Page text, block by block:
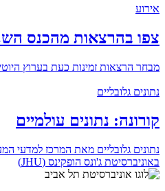
אירוע
צפו בהרצאות מהכנס השנתי
מבחר הרצאות זמינות כעת בערוץ
נתונים גלובליים
קורונה: נתונים עולמיים
באוניברסיטת ג'ונס הופקינס (JHU)